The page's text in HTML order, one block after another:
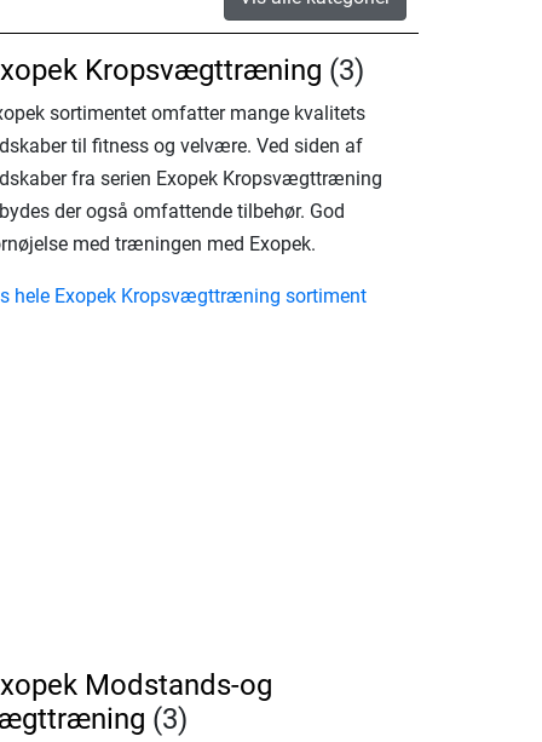
Kropsvægttræning (3)
sortimentet omfatter mange kvalitets
til fitness og velvære. Ved siden af
fra serien Exopek Kropsvægttræning
der også omfattende tilbehør. God
med træningen med Exopek.
hele Exopek Kropsvægttræning sortiment
Modstands-og
(3)